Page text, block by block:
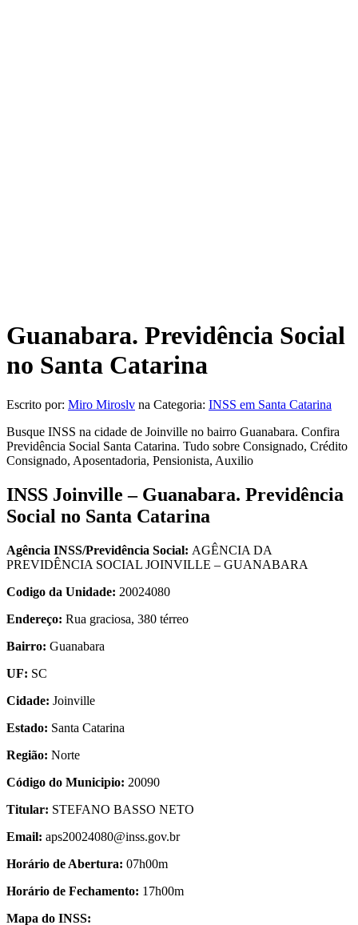
Guanabara. Previdência Social
no Santa Catarina
Escrito por: Miro Miroslv na Categoria: INSS em Santa Catarina
Busque INSS na cidade de Joinville no bairro Guanabara. Confira
Previdência Social Santa Catarina. Tudo sobre Consignado, Crédito
Consignado, Aposentadoria, Pensionista, Auxilio
INSS Joinville – Guanabara. Previdência
Social no Santa Catarina
Agência INSS/Previdência Social: AGÊNCIA DA
PREVIDÊNCIA SOCIAL JOINVILLE – GUANABARA
Codigo da Unidade: 20024080
Endereço: Rua graciosa, 380 térreo
Bairro: Guanabara
UF: SC
Cidade: Joinville
Estado: Santa Catarina
Região: Norte
Código do Municipio: 20090
Titular: STEFANO BASSO NETO
Email: aps20024080@inss.gov.br
Horário de Abertura: 07h00m
Horário de Fechamento: 17h00m
Mapa do INSS: